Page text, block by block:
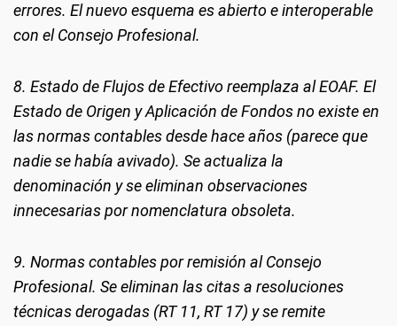
errores. El nuevo esquema es abierto e interoperable
con el Consejo Profesional.
8. Estado de Flujos de Efectivo reemplaza al EOAF. El
Estado de Origen y Aplicación de Fondos no existe en
las normas contables desde hace años (parece que
nadie se había avivado). Se actualiza la
denominación y se eliminan observaciones
innecesarias por nomenclatura obsoleta.
9. Normas contables por remisión al Consejo
Profesional. Se eliminan las citas a resoluciones
técnicas derogadas (RT 11, RT 17) y se remite